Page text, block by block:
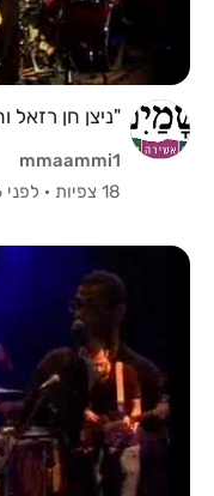
"ניצן חן רזאל
mmaammi1
18 צפיות
· לפני 16 שנים